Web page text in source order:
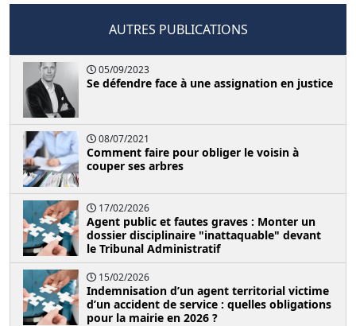
AUTRES PUBLICATIONS
05/09/2023
Se défendre face à une assignation en justice
08/07/2021
Comment faire pour obliger le voisin à
couper ses arbres
17/02/2026
Agent public et fautes graves : Monter un
dossier disciplinaire "inattaquable" devant
le Tribunal Administratif
15/02/2026
Indemnisation d’un agent territorial victime
d’un accident de service : quelles obligations
pour la mairie en 2026 ?